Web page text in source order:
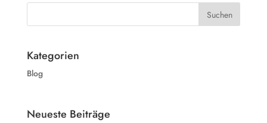
Kategorien
Blog
Neueste Beiträge